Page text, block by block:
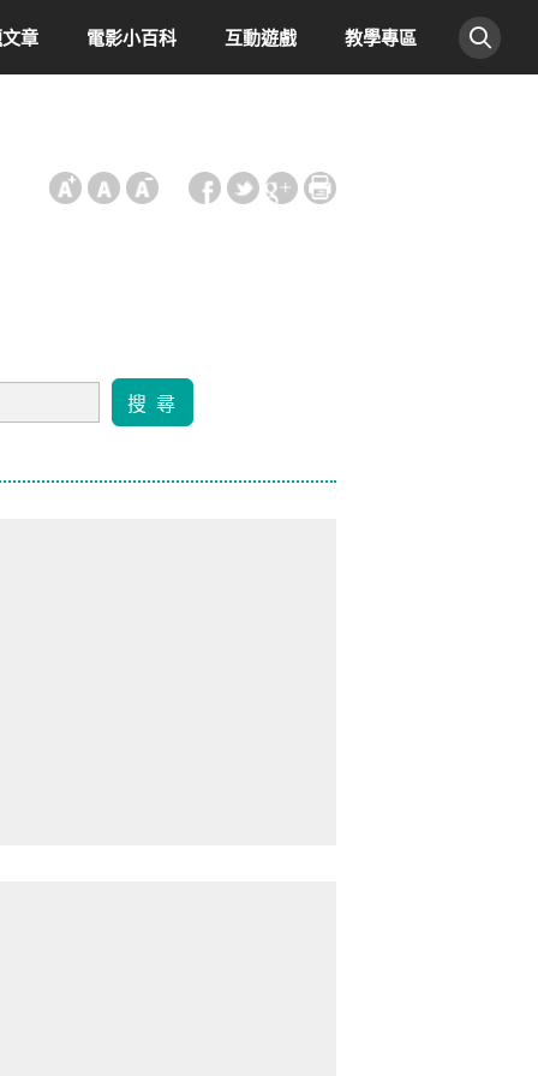
章 電影小百科 互動遊戲 教學專區
搜 尋